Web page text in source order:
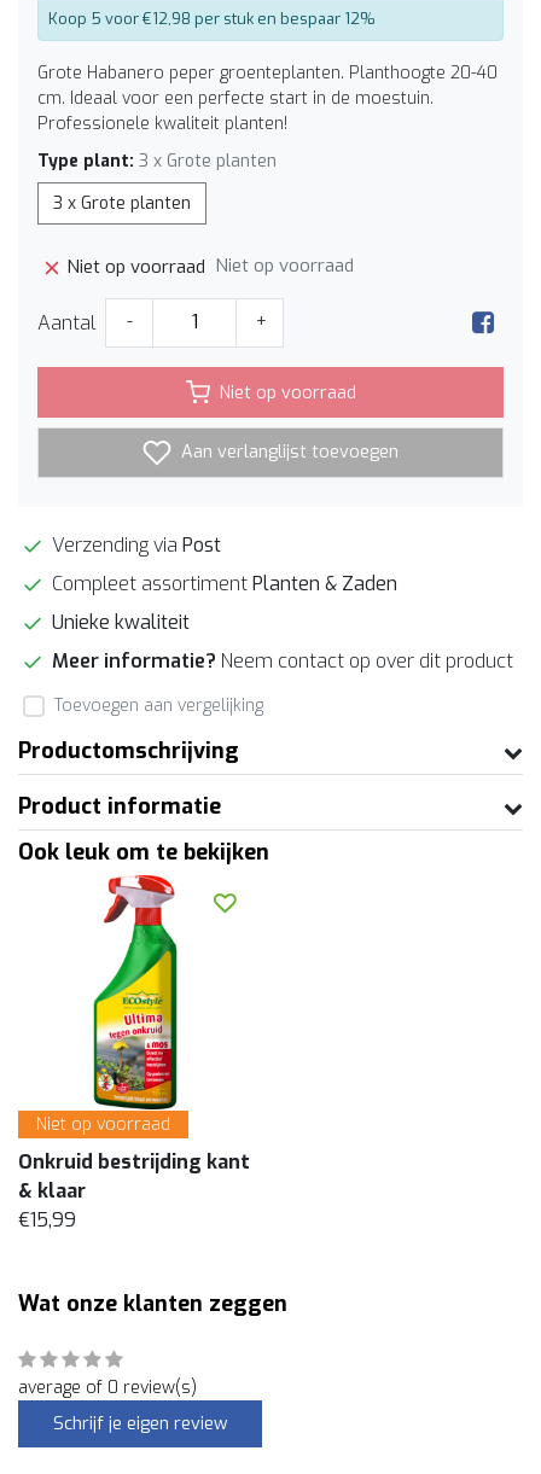
Koop 5 voor €12,98 per stuk en bespaar 12%
Grote Habanero peper groenteplanten. Planthoogte 20-40
cm. Ideaal voor een perfecte start in de moestuin.
Professionele kwaliteit planten!
Type plant: 3 x Grote planten
3 x Grote planten
Niet op voorraad Niet op voorraad
Aantal - +
Niet op voorraad
Aan verlanglijst toevoegen
Verzending via Post
Compleet assortimentPlanten & Zaden
Unieke kwaliteit
Meer informatie? Neem contact op over dit product
Toevoegen aan vergelijking
Productomschrijving
Product informatie
Ook leuk om te bekijken
Niet op voorraad
Onkruid bestrijding kant
& klaar
€15,99
Wat onze klanten zeggen
average of 0 review(s)
Schrijf je eigen review